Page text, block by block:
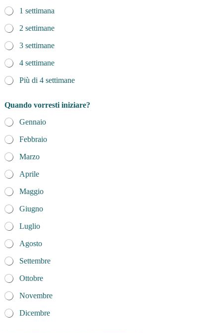
1 settimana
2 settimane
3 settimane
4 settimane
Più di 4 settimane
Quando vorresti iniziare?
Gennaio
Febbraio
Marzo
Aprile
Maggio
Giugno
Luglio
Agosto
Settembre
Ottobre
Novembre
Dicembre